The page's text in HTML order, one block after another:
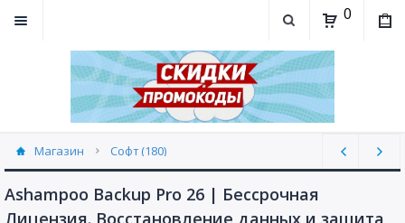
0
Магазин Софт (180)
Ashampoo Backup Pro 26 | Бессрочная
Лицензия. Восстановление данных и защита